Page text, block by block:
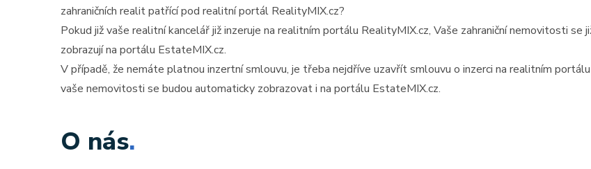
zahraničních realit patřící pod realitní portál RealityMIX.cz?
Pokud již vaše realitní kancelář již inzeruje na realitním portálu RealityMIX.cz, Vaše zahraniční nemovitosti se
zobrazují na portálu EstateMIX.cz.
V případě, že nemáte platnou inzertní smlouvu, je třeba nejdříve uzavřít smlouvu o inzerci na realitním
vaše nemovitosti se budou automaticky zobrazovat i na portálu EstateMIX.cz.
O nás.